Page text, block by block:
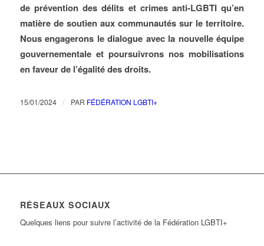
de prévention des délits et crimes anti-LGBTI qu’en
matière de soutien aux communautés sur le territoire.
Nous engagerons le dialogue avec la nouvelle équipe
gouvernementale et poursuivrons nos mobilisations
en faveur de l’égalité des droits.
15/01/2024 / PAR FÉDÉRATION LGBTI+
RÉSEAUX SOCIAUX
Quelques liens pour suivre l’activité de la Fédération LGBTI+